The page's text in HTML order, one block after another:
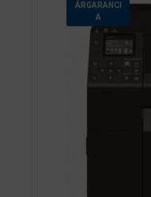
ÁRGARANCI
A